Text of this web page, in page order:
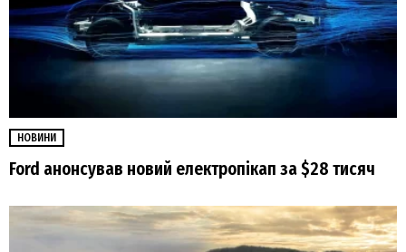
НОВИНИ
Ford анонсував новий електропікап за $28 тисяч